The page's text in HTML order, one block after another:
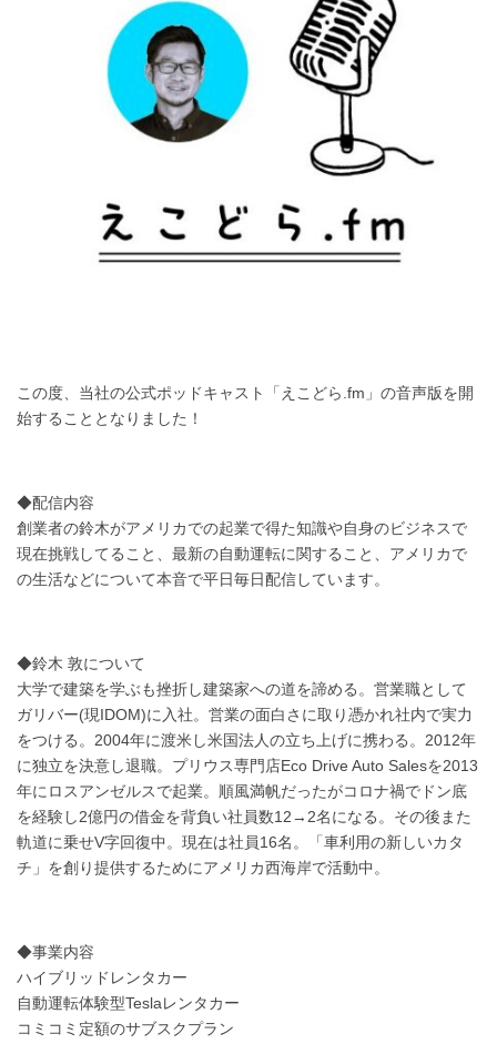
この度、当社の公式ポッドキャスト「えこどら.fm」の音声版を開
始することとなりました！
◆配信内容
創業者の鈴木がアメリカでの起業で得た知識や自身のビジネスで
現在挑戦してること、最新の自動運転に関すること、アメリカで
の生活などについて本音で平日毎日配信しています。
◆鈴木 敦について
大学で建築を学ぶも挫折し建築家への道を諦める。営業職として
ガリバー(現IDOM)に入社。営業の面白さに取り憑かれ社内で実力
をつける。2004年に渡米し米国法人の立ち上げに携わる。2012年
に独立を決意し退職。プリウス専門店Eco Drive Auto Salesを2013
年にロスアンゼルスで起業。順風満帆だったがコロナ禍でドン底
を経験し2億円の借金を背負い社員数12→2名になる。その後また
軌道に乗せV字回復中。現在は社員16名。「車利用の新しいカタ
チ」を創り提供するためにアメリカ西海岸で活動中。
◆事業内容
ハイブリッドレンタカー
自動運転体験型Teslaレンタカー
コミコミ定額のサブスクプラン